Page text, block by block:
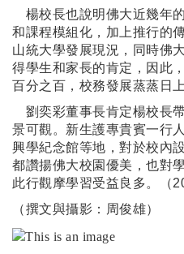
楊校長也說明佛大近幾年
和課程模組化，加上推行的
山統大學發展現況，同時佛
得學生和家長的肯定，因此
百分之百，校務發展蒸蒸日上
劉奕彩董事長肯定楊校長
景可觀。 新生護專貴賓一行
興學紀念館等地，對於校內
都讚揚佛大校園優美，也對
此行觀摩學習受益良多。（
（撰文與攝影：周俊雄）